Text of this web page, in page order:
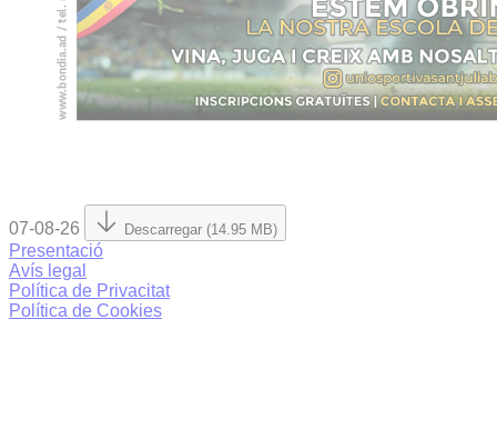
07-08-26 Descarregar (14.95 MB)
Presentació
Avís legal
Política de Privacitat
Política de Cookies